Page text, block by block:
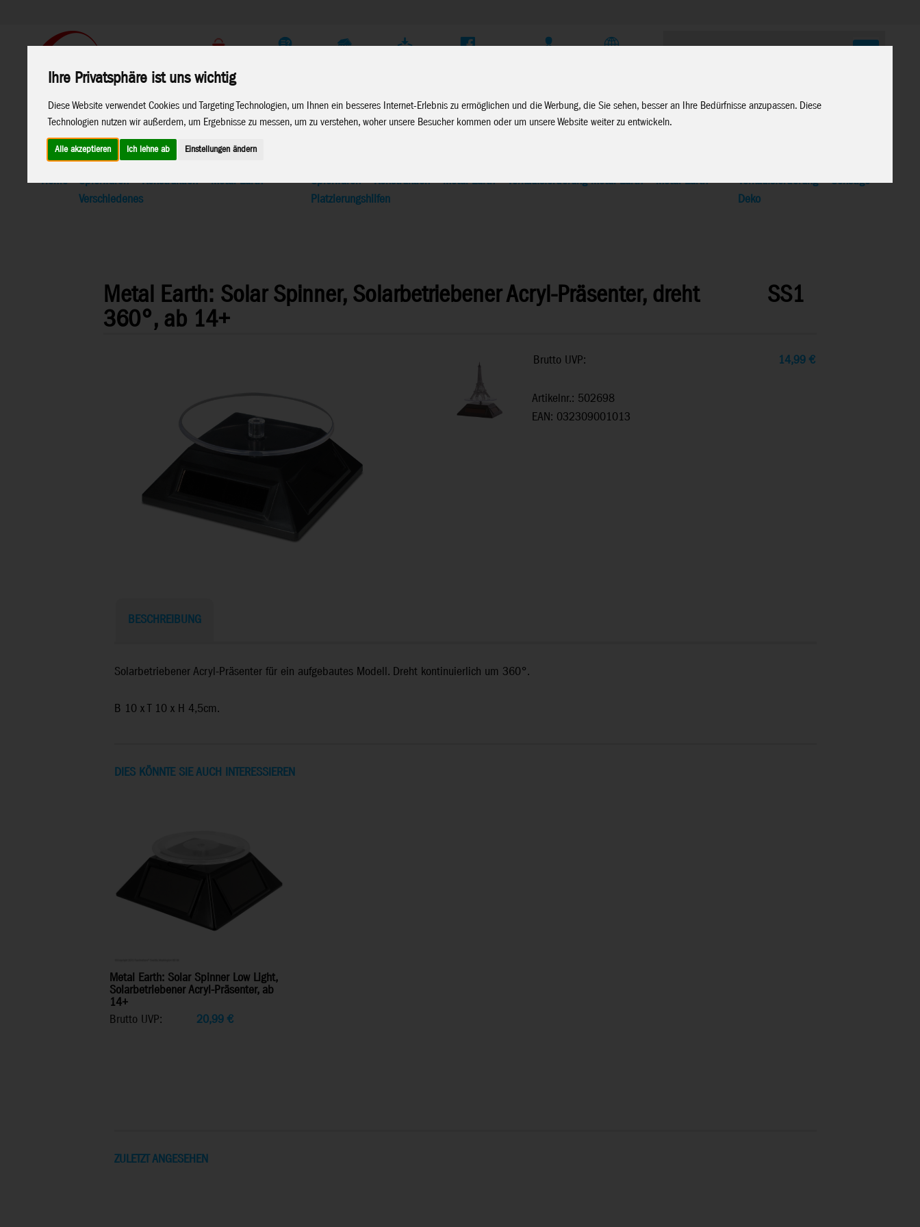
Ihre Privatsphäre ist uns wichtig
Diese Website verwendet Cookies und Targeting Technologien, um Ihnen ein besseres Internet-Erlebnis zu ermöglichen und die Werbung, die Sie sehen, besser an Ihre Bedürfnisse anzupassen. Diese
Technologien nutzen wir außerdem, um Ergebnisse zu messen, um zu verstehen, woher unsere Besucher kommen oder um unsere Website weiter zu entwickeln.
Alle akzeptieren Ich lehne ab Einstellungen ändern
Home Marken
Home>Spielwaren>Konstruktion>Metal Earth>
Verschiedenes
Spielwaren>Konstruktion>Metal Earth>Verkaufsförderung Metal Earth>Metal Earth
Platzierungshilfen
Verkaufsförderung>Sonstige
Deko
Metal Earth: Solar Spinner, Solarbetriebener Acryl-Präsenter, dreht
360°, ab 14+
SS1
Brutto UVP: 14,99€
Artikelnr.: 502698
EAN: 032309001013
BESCHREIBUNG
Solarbetriebener Acryl-Präsenter für ein aufgebautes Modell. Dreht kontinuierlich um 360°.
B 10 x T 10 x H 4,5cm.
DIES KÖNNTE SIE AUCH INTERESSIEREN
Metal Earth: Solar Spinner Low Light,
Solarbetriebener Acryl-Präsenter, ab
14+
Brutto UVP:
20,99 €
ZULETZT ANGESEHEN